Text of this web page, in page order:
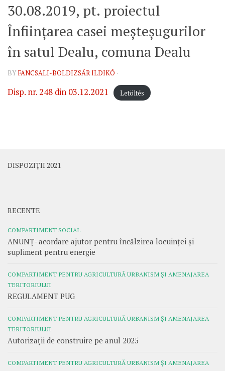
30.08.2019, pt. proiectul
Înființarea casei meșteșugurilor
în satul Dealu, comuna Dealu
BY FANCSALI-BOLDIZSÁR ILDIKÓ ·
Disp. nr. 248 din 03.12.2021 Letöltés
DISPOZIȚII 2021
RECENTE
COMPARTIMENT SOCIAL
ANUNȚ- acordare ajutor pentru încălzirea locuinței și
supliment pentru energie
COMPARTIMENT PENTRU AGRICULTURĂ URBANISM ȘI AMENAJAREA
TERITORIULUI
REGULAMENT PUG
COMPARTIMENT PENTRU AGRICULTURĂ URBANISM ȘI AMENAJAREA
TERITORIULUI
Autorizații de construire pe anul 2025
COMPARTIMENT PENTRU AGRICULTURĂ URBANISM ȘI AMENAJAREA